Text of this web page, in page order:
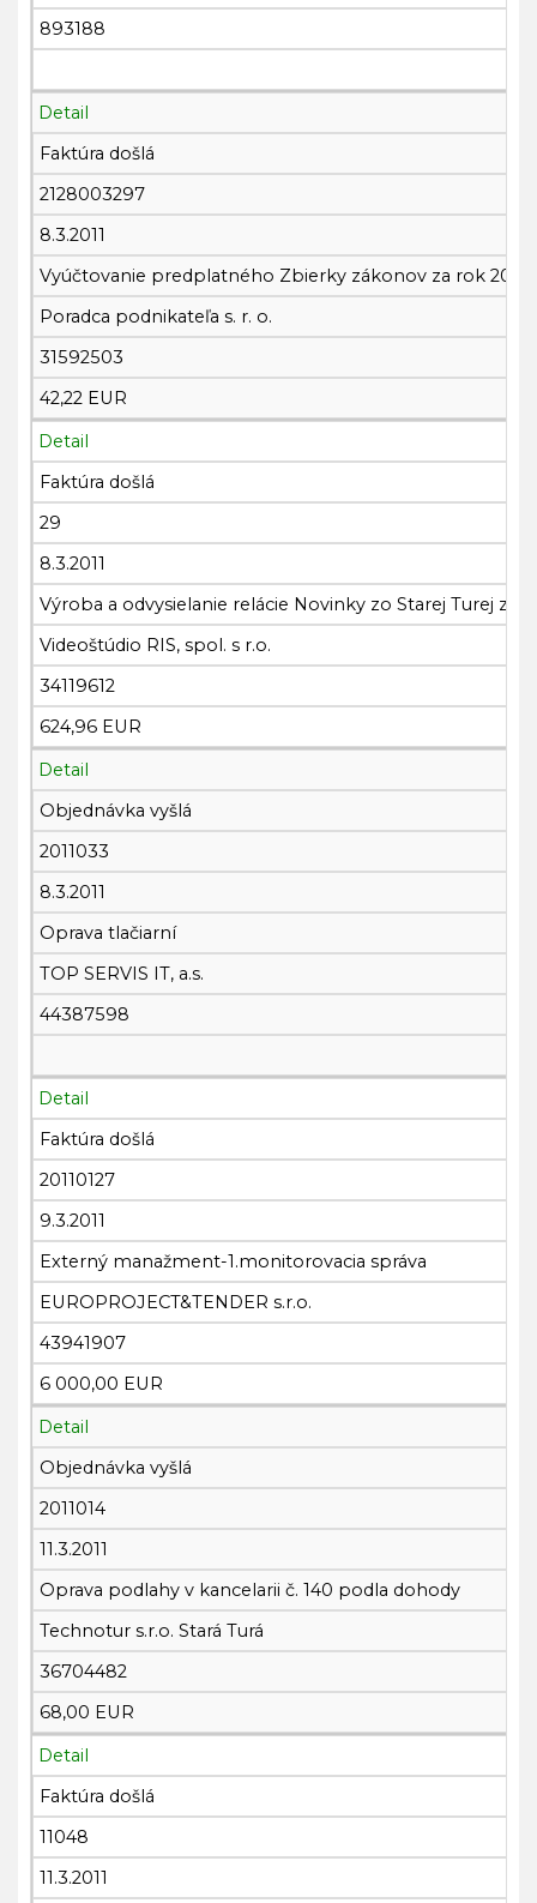
893188
Detail
Faktúra došlá
2128003297
8.3.2011
Vyúčtovanie predplatného Zbierky zákonov za rok 2010
Poradca podnikateľa s. r. o.
31592503
42,22 EUR
Detail
Faktúra došlá
29
8.3.2011
Výroba a odvysielanie relácie Novinky zo Starej Turej za
Videoštúdio RIS, spol. s r.o.
34119612
624,96 EUR
Detail
Objednávka vyšlá
2011033
8.3.2011
Oprava tlačiarní
TOP SERVIS IT, a.s.
44387598
Detail
Faktúra došlá
20110127
9.3.2011
Externý manažment-1.monitorovacia správa
EUROPROJECT&TENDER s.r.o.
43941907
6 000,00 EUR
Detail
Objednávka vyšlá
2011014
11.3.2011
Oprava podlahy v kancelarii č. 140 podla dohody
Technotur s.r.o. Stará Turá
36704482
68,00 EUR
Detail
Faktúra došlá
11048
11.3.2011